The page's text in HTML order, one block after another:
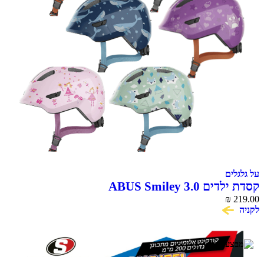
על גלגלים
קסדת ילדים ABUS Smiley 3.0
₪ 219.00
לקניה